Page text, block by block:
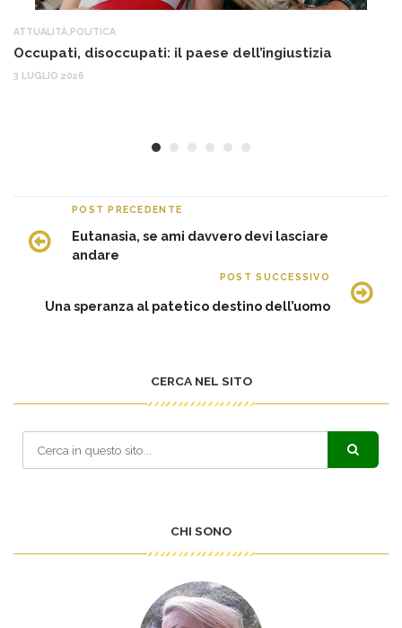
ATTUALITÀ, POLITICA
Occupati, disoccupati: il paese dell’ingiustizia
3 LUGLIO 2026
POST PRECEDENTE
Eutanasia, se ami davvero devi lasciare
andare
POST SUCCESSIVO
Una speranza al patetico destino dell’uomo
CERCA NEL SITO
CHI SONO